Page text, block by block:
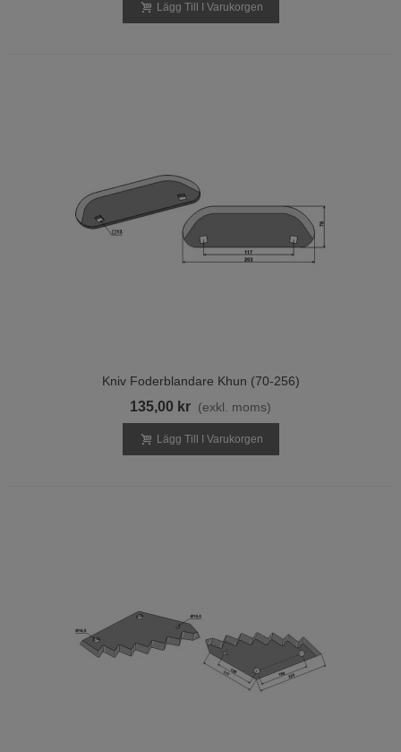
Lägg Till I Varukorgen
Kniv Foderblandare Khun (70-256)
135,00 kr (exkl. moms)
Lägg Till I Varukorgen